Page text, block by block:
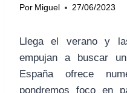
Por Miguel 27/06/2023
Llega el verano y
empujan a buscar
España ofrece
pondremos foco en